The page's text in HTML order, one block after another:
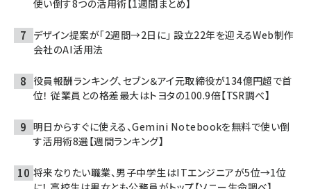
使い倒す8つの活用術【1週間まとめ】
デザイン提案が「2週間→2日に」 設立22年を迎えるWeb制作
会社のAI活用法
役員報酬ランキング、セブン＆アイ元取締役が134億円超で首
位！ 従業員との格差最大はトヨタの100.9倍【TSR調べ】
明日からすぐに使える、Gemini Notebookを無料で使い倒
す活用術8選【週間ランキング】
将来なりたい職業、男子中学生はITエンジニアが5位→1位